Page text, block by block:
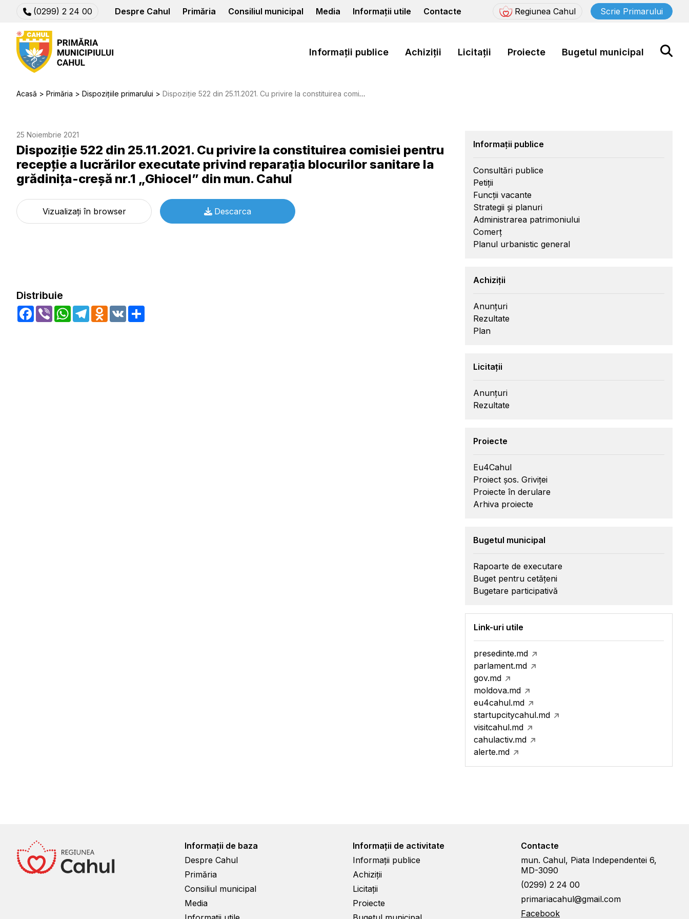
(0299) 2 24 00 Despre Cahul Primăria Consiliul municipal Media Informații utile Contacte Regiunea Cahul Scrie Primarului
Informații publice Achiziții Licitații Proiecte Bugetul municipal
Acasă Primăria Dispozițiile primarului Dispoziție 522 din 25.11.2021. Cu privire la constituirea comisiei pentru recepţie a lucrărilor executate privind reparaţia blocurilor sanitare la grădiniţa-creşă nr.1 „Ghiocel” din mun. Cahul
25 Noiembrie 2021
Dispoziție 522 din 25.11.2021. Cu privire la constituirea comisiei pentru
recepţie a lucrărilor executate privind reparaţia blocurilor sanitare la
grădiniţa-creşă nr.1 „Ghiocel” din mun. Cahul
Vizualizați în browser Descarca
Distribuie
Facebook
Viber WhatsApp
TelegramOdnoklassniki
VK
Informații publice
Consultări publice
Petiții
Funcții vacante
Strategii și planuri
Administrarea patrimoniului
Comerț
Planul urbanistic general
Achiziții
Anunțuri
Rezultate
Plan
Licitații
Anunțuri
Rezultate
Proiecte
Eu4Cahul
Proiect șos. Griviței
Proiecte în derulare
Arhiva proiecte
Bugetul municipal
Rapoarte de executare
Buget pentru cetățeni
Bugetare participativă
Link-uri utile
presedinte.md
parlament.md
gov.md
moldova.md
eu4cahul.md
startupcitycahul.md
visitcahul.md
cahulactiv.md
alerte.md
Informații de baza
Despre Cahul
Primăria
Consiliul municipal
Media
Informații de activitate
Informații publice
Achiziții
Licitații
Proiecte
Contacte
mun. Cahul, Piata Independentei 6,
MD-3090
(0299) 2 24 00
primariacahul@gmail.com
Facebook